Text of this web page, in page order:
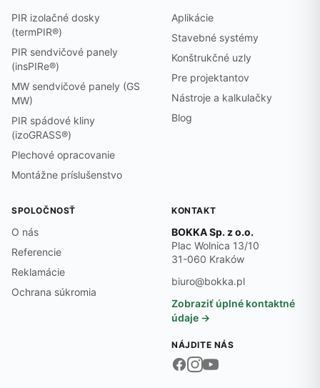
PIR izolačné dosky
(termPIR®)
PIR sendvičové panely
(insPIRe®)
MW sendvičové panely (GS
MW)
PIR spádové kliny
(izoGRASS®)
Plechové opracovanie
Montážne príslušenstvo
Aplikácie
Stavebné systémy
Konštrukčné uzly
Pre projektantov
Nástroje a kalkulačky
Blog
SPOLOČNOSŤ
O nás
Referencie
Reklamácie
Ochrana súkromia
KONTAKT
BOKKA Sp. z o.o.
Plac Wolnica 13/10
31-060 Kraków
biuro@bokka.pl
Zobraziť úplné kontaktné
údaje →
NÁJDITE NÁS